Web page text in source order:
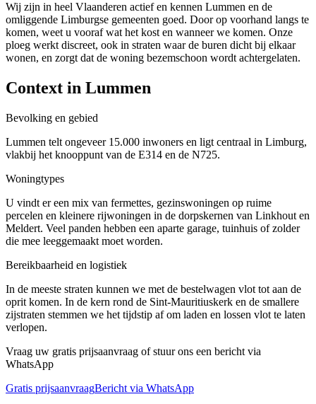
Wij zijn in heel Vlaanderen actief en kennen Lummen en de
omliggende Limburgse gemeenten goed. Door op voorhand langs te
komen, weet u vooraf wat het kost en wanneer we komen. Onze
ploeg werkt discreet, ook in straten waar de buren dicht bij elkaar
wonen, en zorgt dat de woning bezemschoon wordt achtergelaten.
Context in Lummen
Bevolking en gebied
Lummen telt ongeveer 15.000 inwoners en ligt centraal in Limburg,
vlakbij het knooppunt van de E314 en de N725.
Woningtypes
U vindt er een mix van fermettes, gezinswoningen op ruime
percelen en kleinere rijwoningen in de dorpskernen van Linkhout en
Meldert. Veel panden hebben een aparte garage, tuinhuis of zolder
die mee leeggemaakt moet worden.
Bereikbaarheid en logistiek
In de meeste straten kunnen we met de bestelwagen vlot tot aan de
oprit komen. In de kern rond de Sint-Mauritiuskerk en de smallere
zijstraten stemmen we het tijdstip af om laden en lossen vlot te laten
verlopen.
Vraag uw gratis prijsaanvraag of stuur ons een bericht via
WhatsApp
Gratis prijsaanvraagBericht via WhatsApp